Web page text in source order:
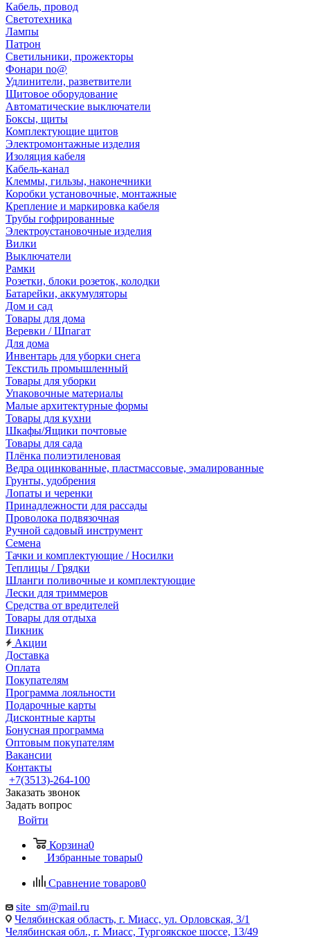
Кабель, провод
Светотехника
Лампы
Патрон
Светильники, прожекторы
Фонари no@
Удлинители, разветвители
Щитовое оборудование
Автоматические выключатели
Боксы, щиты
Комплектующие щитов
Электромонтажные изделия
Изоляция кабеля
Кабель-канал
Клеммы, гильзы, наконечники
Коробки установочные, монтажные
Крепление и маркировка кабеля
Трубы гофрированные
Электроустановочные изделия
Вилки
Выключатели
Рамки
Розетки, блоки розеток, колодки
Батарейки, аккумуляторы
Дом и сад
Товары для дома
Веревки / Шпагат
Для дома
Инвентарь для уборки снега
Текстиль промышленный
Товары для уборки
Упаковочные материалы
Малые архитектурные формы
Товары для кухни
Шкафы/Ящики почтовые
Товары для сада
Плёнка полиэтиленовая
Ведра оцинкованные, пластмассовые, эмалированные
Грунты, удобрения
Лопаты и черенки
Принадлежности для рассады
Проволока подвязочная
Ручной садовый инструмент
Семена
Тачки и комплектующие / Носилки
Теплицы / Грядки
Шланги поливочные и комплектующие
Лески для триммеров
Средства от вредителей
Товары для отдыха
Пикник
Акции
Доставка
Оплата
Покупателям
Программа лояльности
Подарочные карты
Дисконтные карты
Бонусная программа
Оптовым покупателям
Вакансии
Контакты
+7(3513)-264-100
Заказать звонок
Задать вопрос
Войти
Корзина0
Избранные товары0
Сравнение товаров0
site_sm@mail.ru
Челябинская область, г. Миасс, ул. Орловская, 3/1
Челябинская обл., г. Миасс, Тургоякское шоссе, 13/49